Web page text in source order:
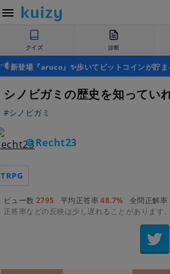
クイズ 診断
新登場『aruco』✨歩いてビットコインが貯
シノビガミの歴史を知ってい
#シノビガミ
＠Recht23
TRPG
ビュー数 2795 平均正答率48.7% 全問正解率
正答率などの反映は少し遅れることがあります。